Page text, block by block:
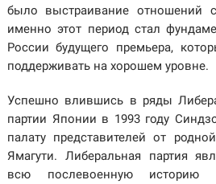
было выстраивание отношений
именно этот период стал
России будущего премьера,
поддерживать на хорошем уровне.
Успешно влившись в ряды
партии Японии в 1993 году
палату представителей от
Ямагути. Либеральная партия
всю послевоенную